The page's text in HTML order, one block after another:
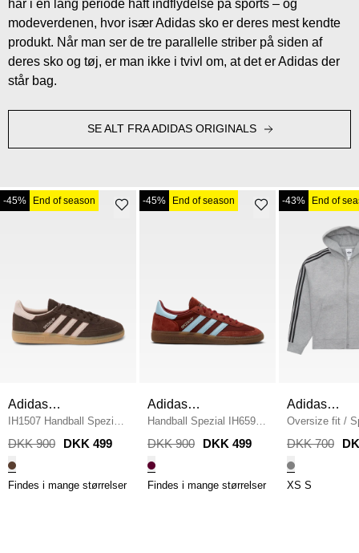
har i en lang periode haft indflydelse på sports – og
modeverdenen, hvor især Adidas sko er deres mest kendte
produkt. Når man ser de tre parallelle striber på siden af
deres sko og tøj, er man ikke i tvivl om, at det er Adidas der
står bag.
SE ALT FRA ADIDAS ORIGINALS
-45% End of season
Adidas
Originals
IH1507 Handball Spezial
W
/ BRUN
DKK 900 DKK 499
Findes i mange størrelser
-45% End of season
Adidas
Originals
Handball Spezial IH6596
BORDEAUX
DKK 900 DKK 499
Findes i mange størrelser
-43% End of
Adidas
Originals
Oversize fit /
Hoodie / GRÅ
DKK 700
XS S